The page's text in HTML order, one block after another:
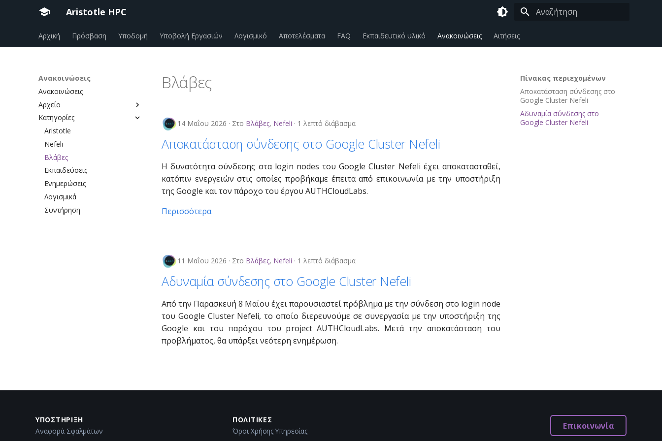
Aristotle HPC
Αρχική Πρόσβαση Υποδομή Υποβολή Εργασιών Λογισμικό Αποτελέσματα FAQ Εκπαιδευτικό υλικό Ανακοινώσεις Αιτήσεις
Ανακοινώσεις
Ανακοινώσεις
Aρχείο
2026
Κατηγορίες
Aristotle
Nefeli
Βλάβες
Εκπαιδεύσεις
Ενημερώσεις
Λογισμικά
Συντήρηση
Πίνακας περιεχομένων
Αποκατάσταση σύνδεσης στο
Google Cluster Nefeli
Αδυναμία σύνδεσης στο
Google Cluster Nefeli
Βλάβες
14 Μαΐου 2026 Στο Βλάβες, Nefeli 1 λεπτό διάβασμα
Αποκατάσταση σύνδεσης στο Google Cluster Nefeli
Η δυνατότητα σύνδεσης στα login nodes του Google Cluster Nefeli έχει αποκατασταθεί,
κατόπιν ενεργειών στις οποίες προβήκαμε έπειτα από επικοινωνία με την υποστήριξη
της Google και τον πάροχο του έργου AUTHCloudLabs.
Περισσότερα
11 Μαΐου 2026 Στο Βλάβες, Nefeli 1 λεπτό διάβασμα
Αδυναμία σύνδεσης στο Google Cluster Nefeli
Από την Παρασκευή 8 Μαΐου έχει παρουσιαστεί πρόβλημα με την σύνδεση στο login node
του Google Cluster Nefeli, το οποίο διερευνούμε σε συνεργασία με την υποστήριξη της
Google και του παρόχου του project AUTHCloudLabs. Μετά την αποκατάσταση του
προβλήματος, θα υπάρξει νεότερη ενημέρωση.
ΥΠΟΣΤΉΡΙΞΗ
Αναφορά Σφαλμάτων
ΠΟΛΙΤΙΚΈΣ
Όροι Χρήσης Υπηρεσίας
Επικοινωνία